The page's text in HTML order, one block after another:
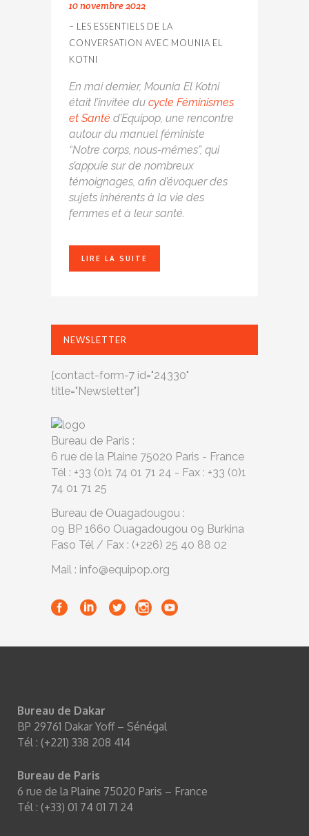
10 novembre 2022
– LES ESSENTIELS DE LA
CONVERSATION AVEC MOUNIA EL
KOTNI
En mai dernier, Mounia El Kotni
était l’invitée du cycle Féminismes
et Santé d’Equipop, une rencontre
autourdu manuel féministe
“Notre corps, nous-mêmes”, qui
s’appuie sur de nombreux
témoignages, afin d’évoquer des
sujets inhérents à la vie des
femmes et à leur santé.
LIRE LA SUITE
NEWSLETTER
[contact-form-7 id="24330"
title="Newsletter"]
Bureau de Paris :
6 rue de la Plaine 75020 Paris - France
Tél : +33 (0)1 74 01 71 24 - Fax : +33 (0)1
74 01 71 25
Bureau de Ouagadougou :
09 BP 1660 Ouagadougou 09 Burkina
Faso Tél / Fax : (+226) 25 40 88 02
Mail : info@equipop.org
Bureau de Dakar
BP 29761 Dakar Yoff – Sénégal
Tél : (+221) 338 208 414
Bureau de Paris
6 rue de la Plaine 75020 Paris – France
Tél : (+33) 01 74 01 71 24